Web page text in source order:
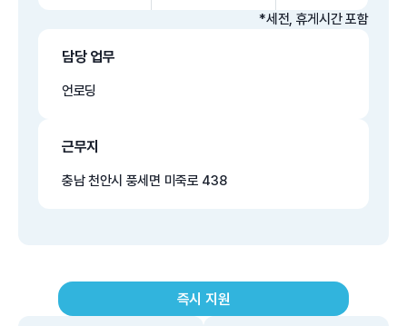
*세전, 휴게시간 포함
담당 업무
언로딩
근무지
충남 천안시 풍세면 미죽로 438
즉시 지원